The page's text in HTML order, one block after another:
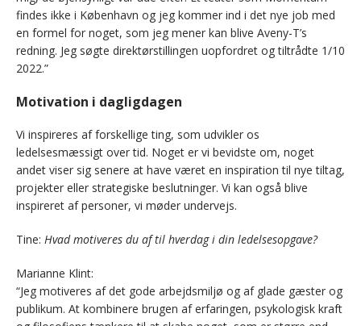
findes ikke i København og jeg kommer ind i det nye job med
en formel for noget, som jeg mener kan blive Aveny-T’s
redning. Jeg søgte direktørstillingen uopfordret og tiltrådte 1/10
2022.”
Motivation i dagligdagen
Vi inspireres af forskellige ting, som udvikler os
ledelsesmæssigt over tid. Noget er vi bevidste om, noget
andet viser sig senere at have været en inspiration til nye tiltag,
projekter eller strategiske beslutninger. Vi kan også blive
inspireret af personer, vi møder undervejs.
Tine: Hvad motiveres du af til hverdag i din ledelsesopgave?
Marianne Klint:
“Jeg motiveres af det gode arbejdsmiljø og af glade gæster og
publikum. At kombinere brugen af erfaringen, psykologisk kraft